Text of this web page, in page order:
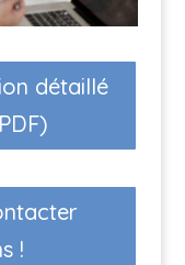
détaillé
!